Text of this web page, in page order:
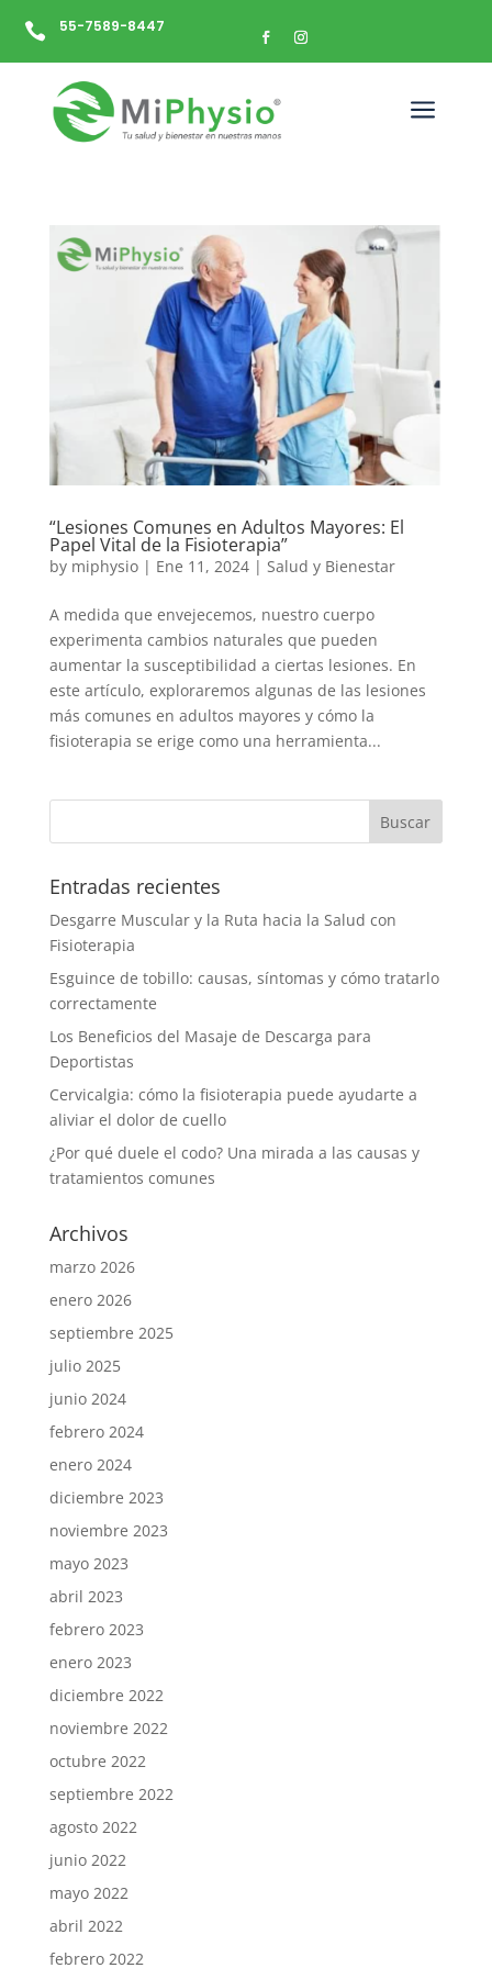
 55-7589-8447
a
“Lesiones Comunes en Adultos Mayores: El
Papel Vital de la Fisioterapia”
by miphysio| Ene 11, 2024| Salud y Bienestar
A medida que envejecemos, nuestro cuerpo
experimenta cambios naturales que pueden
aumentar la susceptibilidad a ciertas lesiones. En
este artículo, exploraremos algunas de las lesiones
más comunes en adultos mayores y cómo la
fisioterapia se erige como una herramienta...
Entradas recientes
Desgarre Muscular y la Ruta hacia la Salud con
Fisioterapia
Esguince de tobillo: causas, síntomas y cómo tratarlo
correctamente
Los Beneficios del Masaje de Descarga para
Deportistas
Cervicalgia: cómo la fisioterapia puede ayudarte a
aliviar el dolor de cuello
¿Por qué duele el codo? Una mirada a las causas y
tratamientos comunes
Archivos
marzo 2026
enero 2026
septiembre 2025
julio 2025
junio 2024
febrero 2024
enero 2024
diciembre 2023
noviembre 2023
mayo 2023
abril 2023
febrero 2023
enero 2023
diciembre 2022
noviembre 2022
octubre 2022
septiembre 2022
agosto 2022
junio 2022
mayo 2022
abril 2022
febrero 2022